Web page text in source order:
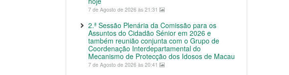
7 de Agosto de 2026 às 21:31
2.ª Sessão Plenária da Comissão para os
Assuntos do Cidadão Sénior em 2026 e
também reunião conjunta com o Grupo de
Coordenação Interdepartamental do
Mecanismo de Protecção dos Idosos de Macau
7 de Agosto de 2026 às 20:41